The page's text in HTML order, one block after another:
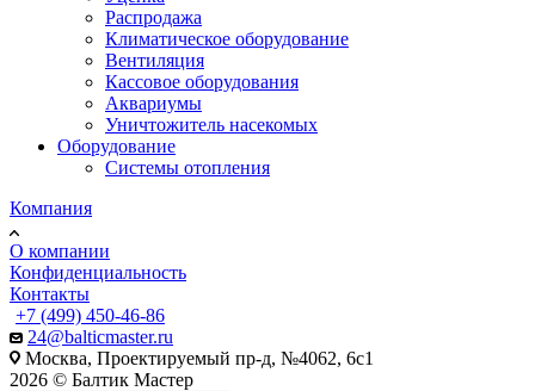
Распродажа
Климатическое оборудование
Вентиляция
Кассовое оборудования
Аквариумы
Уничтожитель насекомых
Оборудование
Системы отопления
Компания
О компании
Конфиденциальность
Контакты
+7 (499) 450-46-86
24@balticmaster.ru
Москва, Проектируемый пр-д, №4062, 6с1
2026 © Балтик Мастер